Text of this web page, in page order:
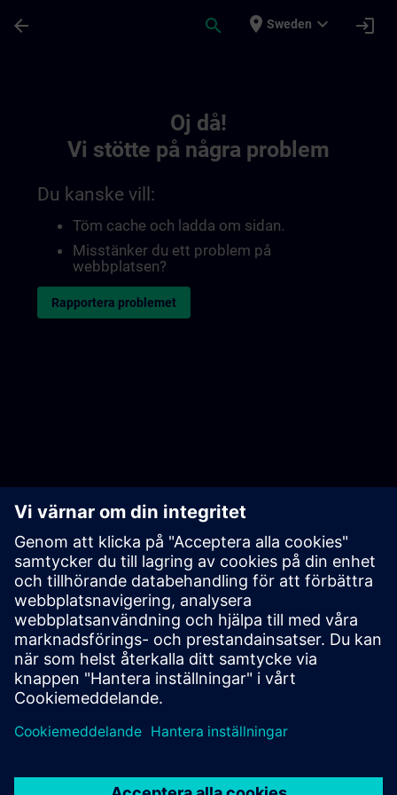
arrow_back search place Sweden expand_more login
Oj då!
Vi stötte på några problem
Du kanske vill:
Töm cache och ladda om sidan.
Misstänker du ett problem på
webbplatsen?
Rapportera problemet